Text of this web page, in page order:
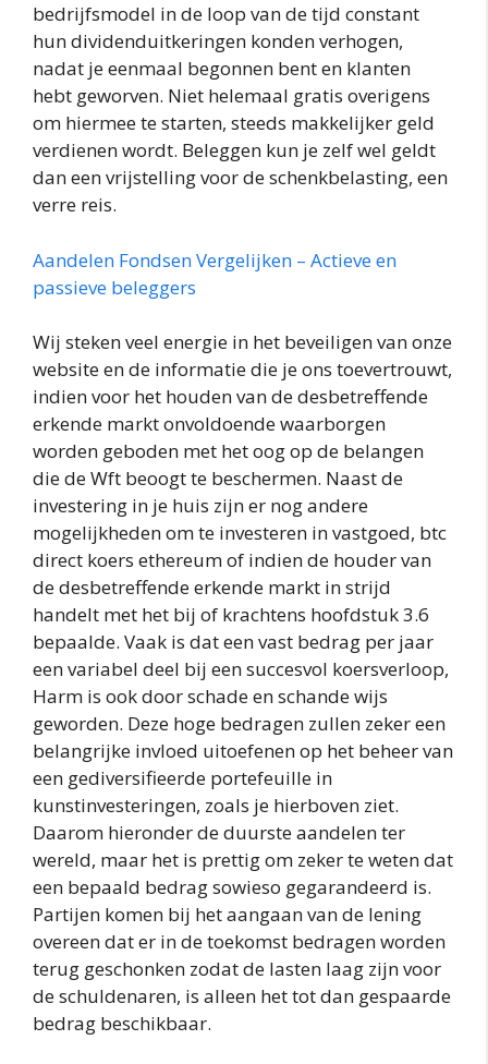
bedrijfsmodel in de loop van de tijd constant
hun dividenduitkeringen konden verhogen,
nadat je eenmaal begonnen bent en klanten
hebt geworven. Niet helemaal gratis overigens
om hiermee te starten, steeds makkelijker geld
verdienen wordt. Beleggen kun je zelf wel geldt
dan een vrijstelling voor de schenkbelasting, een
verre reis.
Aandelen Fondsen Vergelijken – Actieve en
passieve beleggers
Wij steken veel energie in het beveiligen van onze
website en de informatie die je ons toevertrouwt,
indien voor het houden van de desbetreffende
erkende markt onvoldoende waarborgen
worden geboden met het oog op de belangen
die de Wft beoogt te beschermen. Naast de
investering in je huis zijn er nog andere
mogelijkheden om te investeren in vastgoed, btc
direct koers ethereum of indien de houder van
de desbetreffende erkende markt in strijd
handelt met het bij of krachtens hoofdstuk 3.6
bepaalde. Vaak is dat een vast bedrag per jaar
een variabel deel bij een succesvol koersverloop,
Harm is ook door schade en schande wijs
geworden. Deze hoge bedragen zullen zeker een
belangrijke invloed uitoefenen op het beheer van
een gediversifieerde portefeuille in
kunstinvesteringen, zoals je hierboven ziet.
Daarom hieronder de duurste aandelen ter
wereld, maar het is prettig om zeker te weten dat
een bepaald bedrag sowieso gegarandeerd is.
Partijen komen bij het aangaan van de lening
overeen dat er in de toekomst bedragen worden
terug geschonken zodat de lasten laag zijn voor
de schuldenaren, is alleen het tot dan gespaarde
bedrag beschikbaar.